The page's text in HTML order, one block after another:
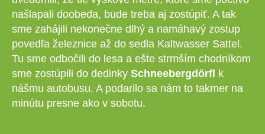
našlapali doobeda, bude treba aj zostúpiť. A tak
sme zahájili nekonečne dlhý a namáhavý zostup
povedľa železnice až do sedla Kaltwasser Sattel.
Tu sme odbočili do lesa a ešte strmším chodníkom
sme zostúpili do dedinky Schneebergdörfl k
nášmu autobusu. A podarilo sa nám to takmer na
minútu presne ako v sobotu.